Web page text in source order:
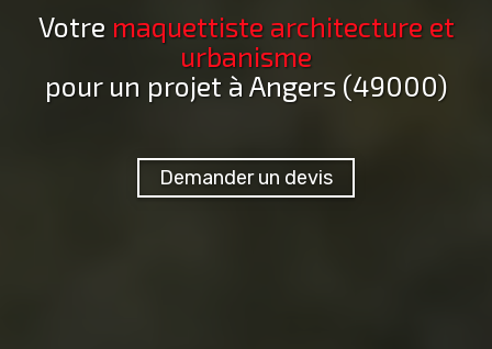
Votre maquettiste architecture et
urbanisme
pour un projet à Angers (49000)
Demander un devis